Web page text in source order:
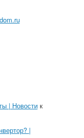
| Новостик
|